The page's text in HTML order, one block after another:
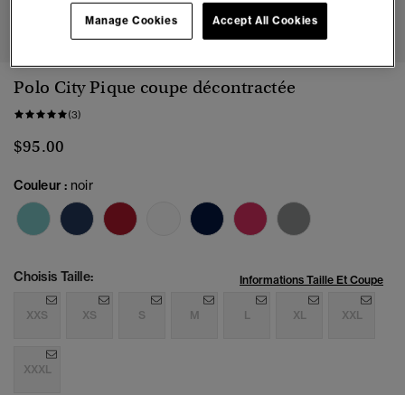
1 5
Polo City Pique coupe décontractée
(3)
$95.00
Couleur : noir
Choisis Taille: Informations Taille Et Coupe
XXS XS S M L XL XXL
XXXL
Accept All Cookies
Manage Cookies